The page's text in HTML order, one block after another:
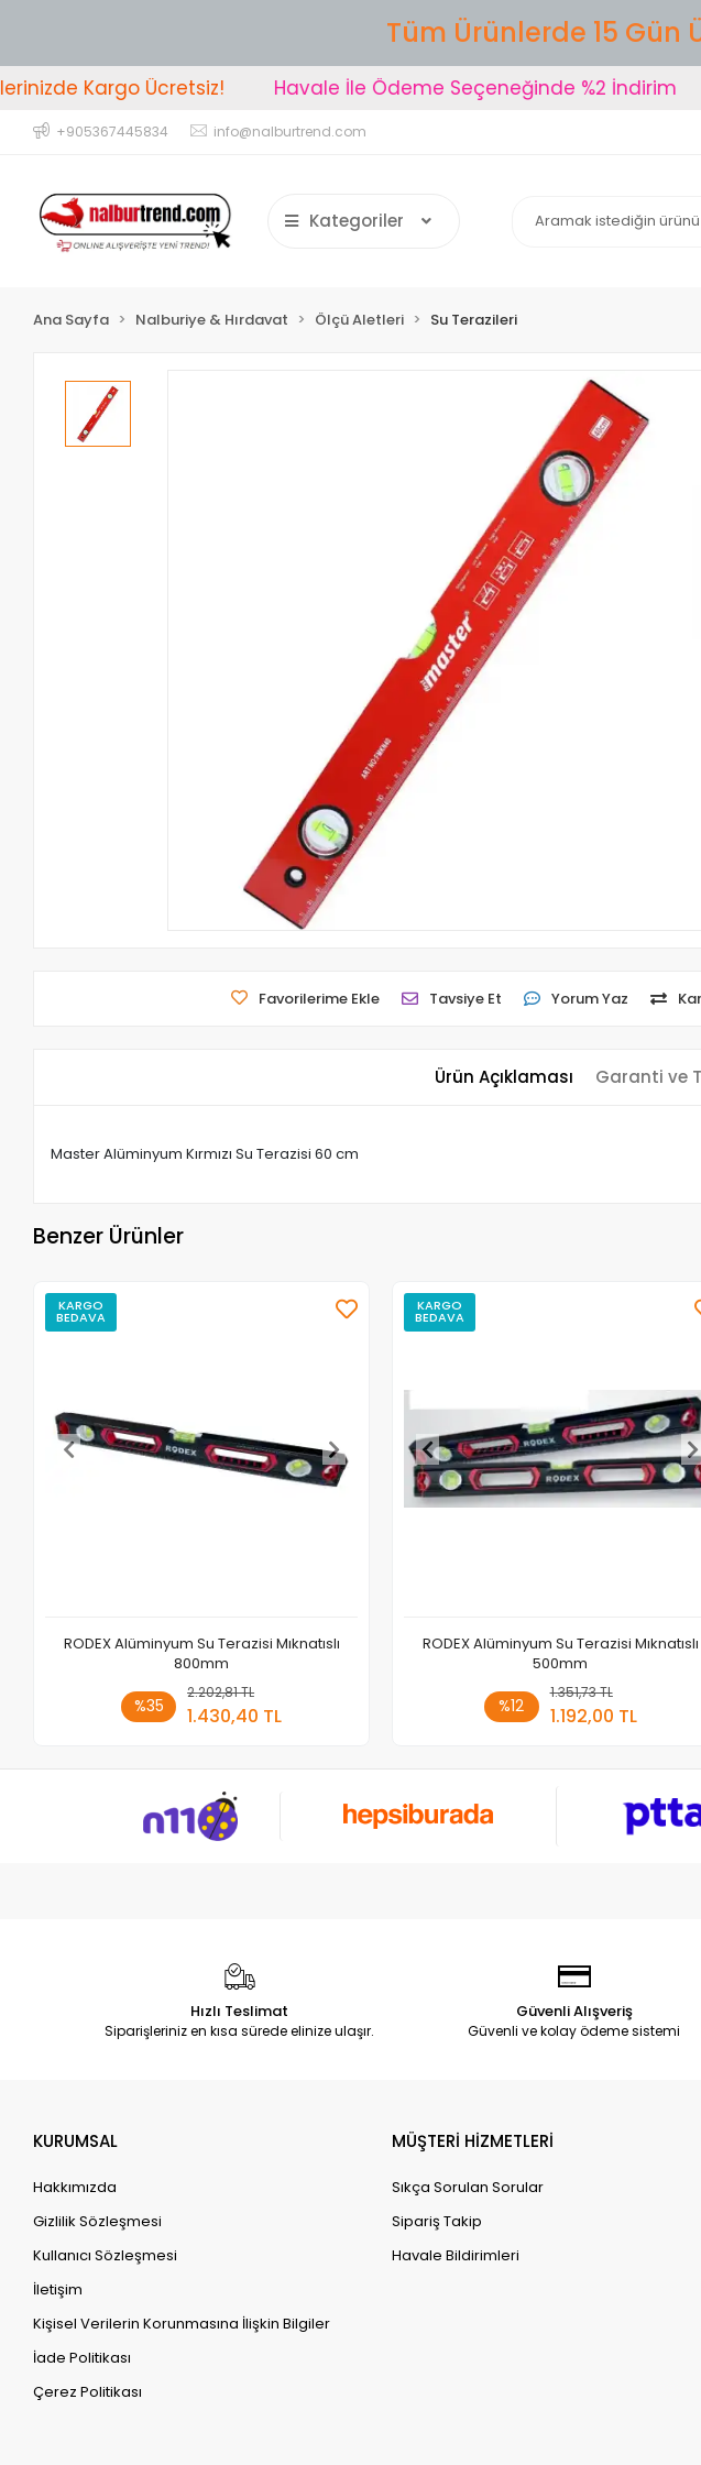
Tüm Ürünlerde 15 Gün
Kargo Ücretsiz! Havale İle Ödeme Seçeneğinde %2 İndirim
+905367445834 info@nalburtrend.com
Kategoriler
Ana Sayfa Nalburiye & Hırdavat Ölçü Aletleri Su Terazileri
Favorilerime Ekle Tavsiye Et Yorum Yaz
Ürün Açıklaması Garanti ve
Master Alüminyum Kırmızı Su Terazisi 60 cm
Benzer Ürünler
KARGO
BEDAVA
RODEX Alüminyum Su Terazisi Mıknatıslı
800mm
%35
2.202,81 TL
1.430,40 TL
Sepete Ekle
KARGO
BEDAVA
RODEX Alüminyum Su Terazisi Mıknatıslı
500mm
%12
1.351,73 TL
1.192,00 TL
Sepete Ekle
Hızlı Teslimat
Siparişleriniz en kısa sürede elinize ulaşır.
Güvenli Alışveriş
Güvenli ve kolay ödeme sistemi
KURUMSAL
Hakkımızda
Gizlilik Sözleşmesi
Kullanıcı Sözleşmesi
İletişim
Kişisel Verilerin Korunmasına İlişkin Bilgiler
İade Politikası
Çerez Politikası
MÜŞTERİ HİZMETLERİ
Sıkça Sorulan Sorular
Sipariş Takip
Havale Bildirimleri